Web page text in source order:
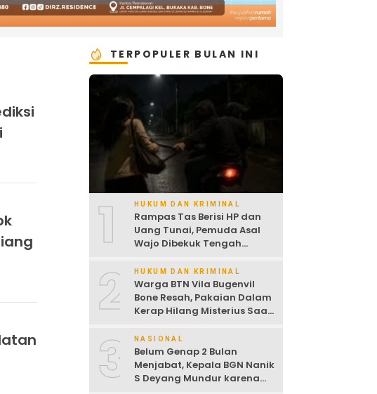
TERPOPULER BULAN INI
1 HUKUM DAN KRIMINAL
Rampas Tas Berisi HP dan
Uang Tunai, Pemuda Asal
Wajo Dibekuk Tengah
2 HUKUM DAN KRIMINAL
Warga BTN Vila Bugenvil
Bone Resah, Pakaian Dalam
Kerap Hilang Misterius Saat
3 NASIONAL
Belum Genap 2 Bulan
Menjabat, Kepala BGN Nanik
S Deyang Mundur karena